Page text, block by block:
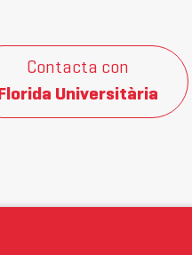
Contacta con
Florida Universitària